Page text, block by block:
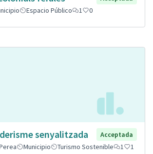
Espacio Público 1 0
senyalitzada
Acceptada
Municipio Turismo Sostenible 1 1